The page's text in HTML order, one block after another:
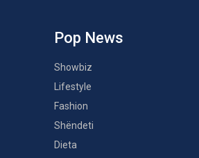
Pop News
Showbiz
Lifestyle
Fashion
Shëndeti
Dieta